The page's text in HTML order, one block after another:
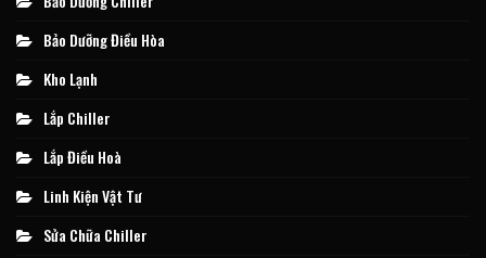
Bảo Dưỡng Điều Hòa
Kho Lạnh
Lắp Chiller
Lắp Điều Hoà
Linh Kiện Vật Tư
Sửa Chữa Chiller